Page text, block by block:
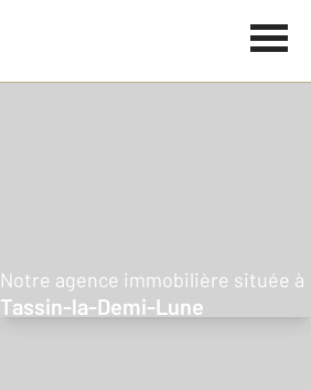
Notre agence immobilière située à
Tassin-la-Demi-Lune